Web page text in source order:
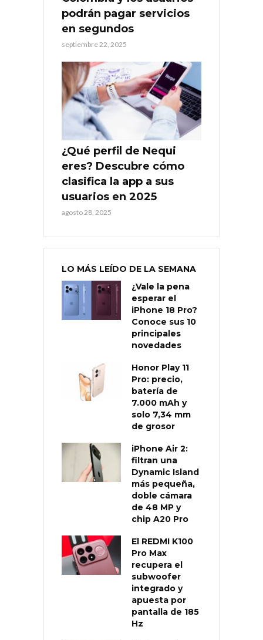
podrán pagar servicios
en segundos
septiembre 22, 2025
¿Qué perfil de Nequi
eres? Descubre cómo
clasifica la app a sus
usuarios en 2025
agosto 28, 2025
LO MÁS LEÍDO DE LA SEMANA
¿Vale la pena
esperar el
iPhone 18 Pro?
Conoce sus 10
principales
novedades
Honor Play 11
Pro: precio,
batería de
7.000 mAh y
solo 7,34 mm
de grosor
iPhone Air 2:
filtran una
Dynamic Island
más pequeña,
doble cámara
de 48 MP y
chip A20 Pro
El REDMI K100
Pro Max
recupera el
subwoofer
integrado y
apuesta por
pantalla de 185
Hz